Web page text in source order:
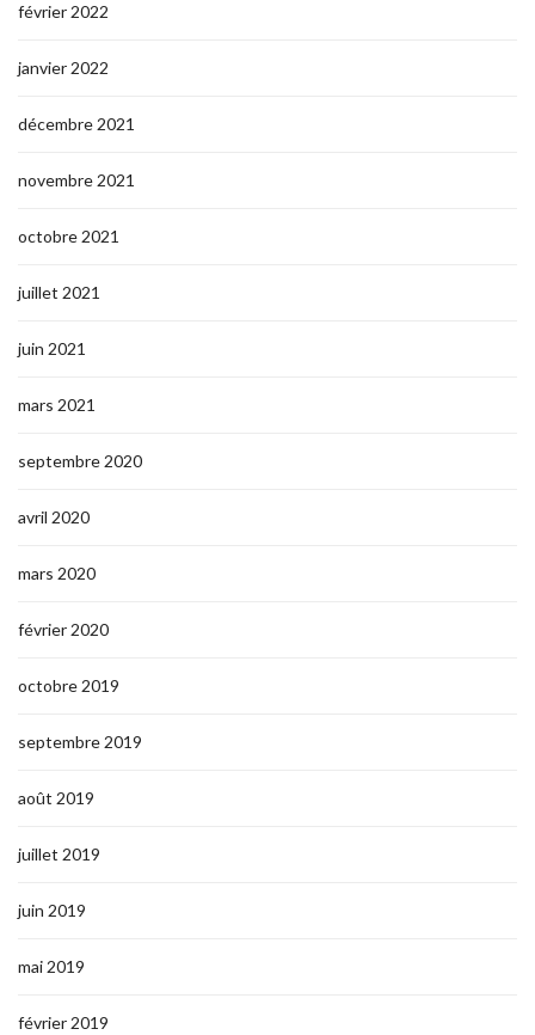
février 2022
janvier 2022
décembre 2021
novembre 2021
octobre 2021
juillet 2021
juin 2021
mars 2021
septembre 2020
avril 2020
mars 2020
février 2020
octobre 2019
septembre 2019
août 2019
juillet 2019
juin 2019
mai 2019
février 2019